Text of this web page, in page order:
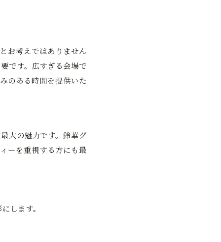
お考えではありません
です。広すぎる会場で
のある時間を提供いた
大の魅力です。鈴華グ
ーを重視する方にも最
します。